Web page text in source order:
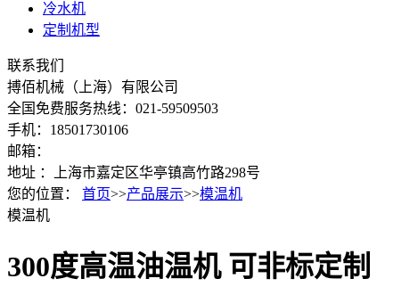
冷水机
定制机型
联系我们
搏佰机械（上海）有限公司
全国免费服务热线：021-59509503
手机：18501730106
邮箱：
地址 ：上海市嘉定区华亭镇高竹路298号
您的位置：
首页>>产品展示>>模温机
模温机
300度高温油温机 可非标定制